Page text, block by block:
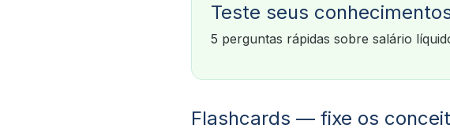
Teste seus
5 perguntas rápidas sobre salário
Flashcards — fixe os